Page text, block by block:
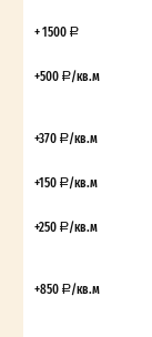
+ 1500
+500 /кв.м
+370 /кв.м
+150 /кв.м
+250 /кв.м
+850 /кв.м